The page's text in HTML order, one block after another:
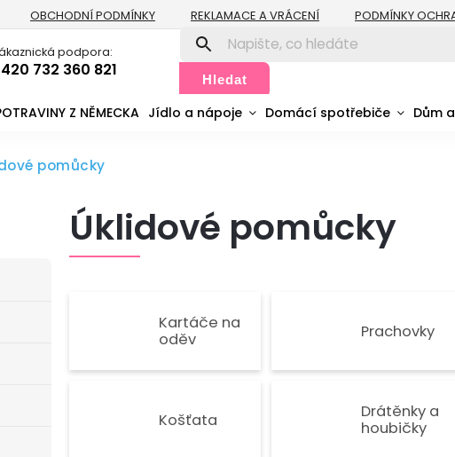
OBCHODNÍ PODMÍNKY REKLAMACE A VRÁCENÍ PODMÍNKY
podpora:
732 360 821 Hledat
Z NĚMECKA Jídlo a nápoje Domácí spotřebiče Dům
pomůcky
Úklidové pomůcky
Kartáče na
oděv
Prachovky
Košťata
Drátěnky a
houbičky